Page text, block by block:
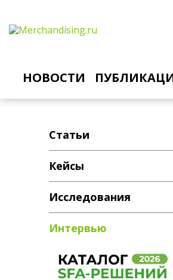
НОВОСТИ
Статьи
Кейсы
Исследования
Интервью